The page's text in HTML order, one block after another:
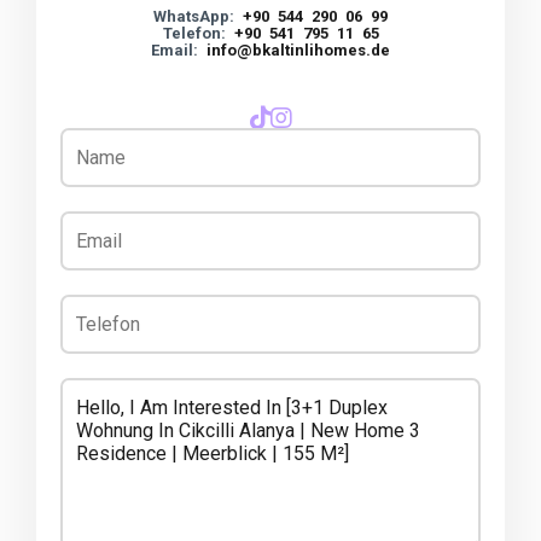
WhatsApp: +90 544 290 06 99
Telefon: +90 541 795 11 65
Email: info@bkaltinlihomes.de